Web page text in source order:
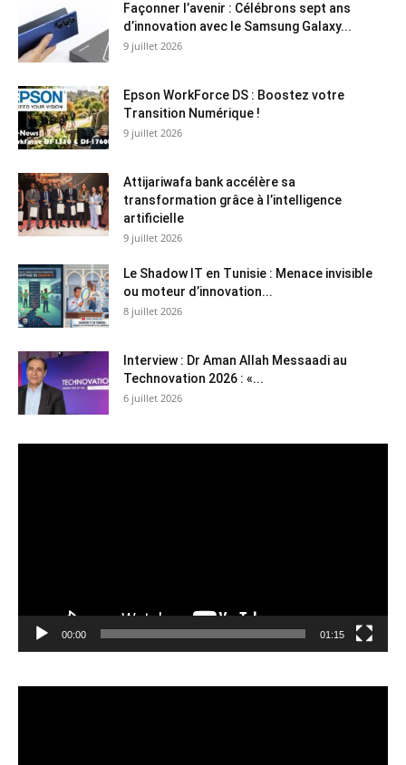
Façonner l’avenir : Célébrons sept ans
d’innovation avec le Samsung Galaxy...
9 juillet 2026
Epson WorkForce DS : Boostez votre
Transition Numérique !
9 juillet 2026
Attijariwafa bank accélère sa
transformation grâce à l’intelligence
artificielle
9 juillet 2026
Le Shadow IT en Tunisie : Menace invisible
ou moteur d’innovation...
8 juillet 2026
Interview : Dr Aman Allah Messaadi au
Technovation 2026 : «...
6 juillet 2026
00:00 01:15